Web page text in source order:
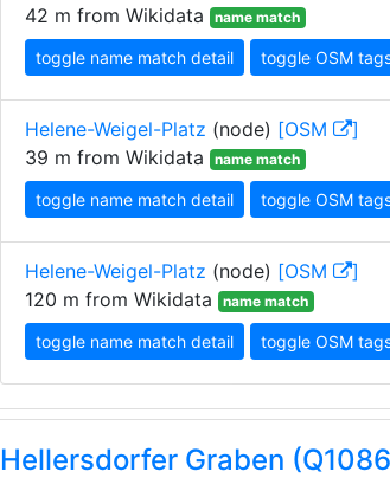
42 m from Wikidata
name match
toggle name match detail toggle OSM
Helene-Weigel-Platz (node) [OSM
]
39 m from Wikidata
name match
toggle name match detail toggle OSM
Helene-Weigel-Platz (node) [OSM
]
120 m from Wikidata
name match
toggle name match detail toggle OSM
Hellersdorfer Graben